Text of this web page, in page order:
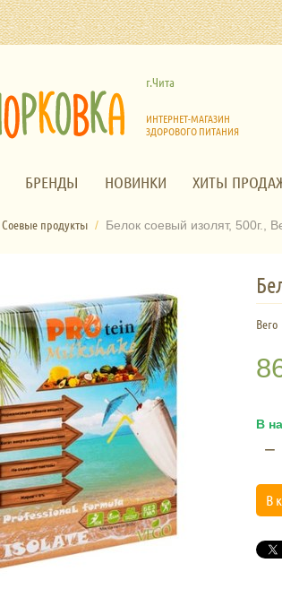
г.Чита
ИНТЕРНЕТ-МАГАЗИН
ЗДОРОВОГО ПИТАНИЯ
БРЕНДЫ НОВИНКИ ХИТЫ
Соевые продукты / Белок соевый изолят, 500г.,
Вего
В
−
В